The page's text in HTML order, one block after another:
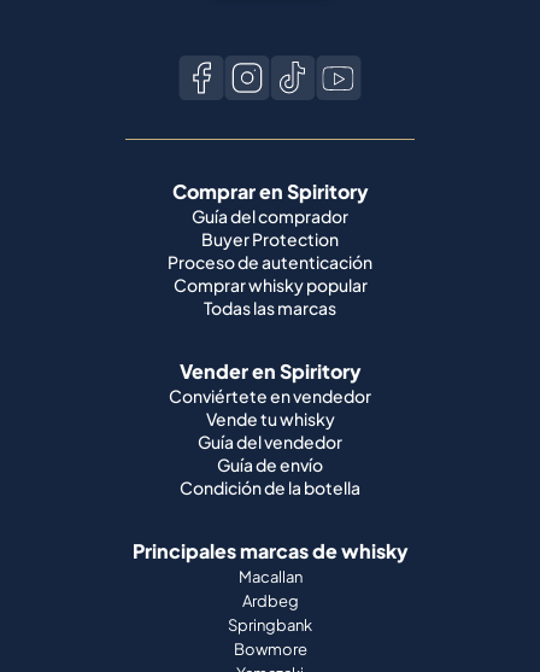
Comprar en Spiritory
Guía del comprador
Buyer Protection
Proceso de autenticación
Comprar whisky popular
Todas las marcas
Vender en Spiritory
Conviértete en vendedor
Vende tu whisky
Guía del vendedor
Guía de envío
Condición de la botella
Principales marcas de whisky
Macallan
Ardbeg
Springbank
Bowmore